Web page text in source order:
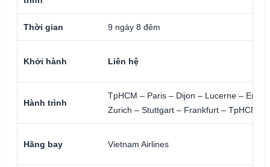
Thời gian 9 ngày 8 đêm
Khởi hành Liên hệ
Hành trình
TpHCM – Paris – Dijon – Lucerne –
Zurich – Stuttgart – Frankfurt – TpHCM
Hãng bay Vietnam Airlines